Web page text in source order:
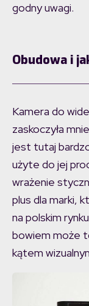
godny uwagi.
Obudowa i
Kamera do
zaskoczyła
jest tutaj
użyte do jej
wrażenie
plus dla marki,
na polskim
bowiem może
kątem